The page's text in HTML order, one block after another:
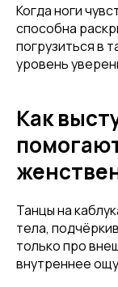
Когда ноги
способна
погрузиться в
уровень
Как
Танцы на
тела,
только про
внутреннее